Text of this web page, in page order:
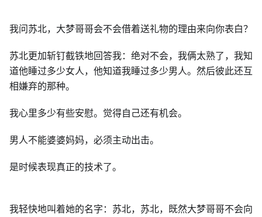
我问苏北，大梦哥哥会不会借着送礼物的理由来向你表白？
苏北更加斩钉截铁地回答我：绝对不会，我俩太熟了，我知
道他睡过多少女人，他知道我睡过多少男人。然后彼此还互
相嫌弃的那种。
我心里多少有些安慰。觉得自己还有机会。
男人不能婆婆妈妈，必须主动出击。
是时候表现真正的技术了。
我轻快地叫着她的名字：苏北，苏北，既然大梦哥哥不会向